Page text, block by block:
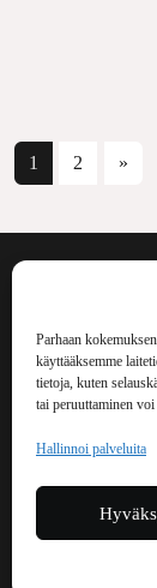
Parhaan
käyttääksemme
tietoja, kuten
tai peruuttaminen
Hallinnoi palveluita
1 2 »
Voima Kustannus
Vellamonkatu 30
00550 Helsinki